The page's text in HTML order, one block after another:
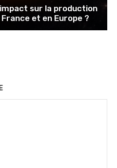
sur la production
et en Europe ?